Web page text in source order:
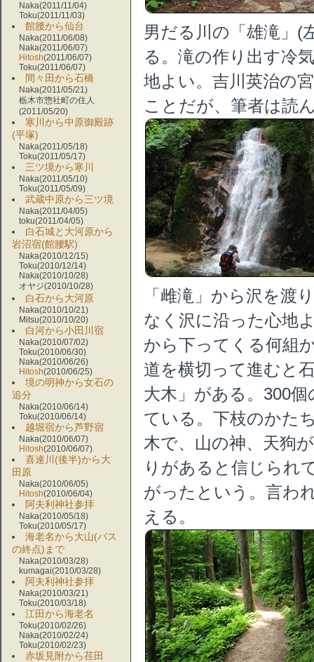
男だる川の「雄滝」(
る。滝の作り出す冷
地よい。吉川英治の
ことだが、筆者は読
「雌滝」から沢を渡
なく沢に沿った心地
から下ってくる何組
道を横切って進むと
大木」がある。300
ている。下枝のかた
木で、山の神、天狗
りがあると信じられ
がったという。言わ
える。
Naka(2011/11/04)
Toku(2011/11/03)
館腰から仙台
Naka(2011/06/08)
Naka(2011/06/07)
Hitosh(2011/06/07)
Toku(2011/06/07)
間々田から石橋
Naka(2011/05/21)
栃木市惣社町の住人
(2011/05/20)
寒川から中原御殿跡
(平塚)
Naka(2011/05/18)
Toku(2011/05/17)
三ツ境から寒川
Naka(2011/05/10)
Toku(2011/05/09)
武蔵中原から三ツ境
Naka(2011/04/05)
toku(2011/04/05)
白石城と大河原から
岩沼宿(館腰駅)
Naka(2010/12/15)
Toku(2010/12/14)
Naka(2010/10/28)
オヤジ(2010/10/28)
白石から大河原
Naka(2010/10/21)
Mitsu(2010/10/20)
白河から小田川宿
Naka(2010/07/02)
Toku(2010/06/30)
Naka(2010/06/26)
Hitosh(2010/06/25)
境の明神から女石の
追分
Naka(2010/06/14)
Toku(2010/06/14)
越堀宿から芦野宿
Naka(2010/06/07)
Hitosh(2010/06/07)
喜連川(後半)から大
田原
Naka(2010/06/05)
Hitosh(2010/06/04)
阿夫利神社参拝
Naka(2010/05/18)
Toku(2010/05/17)
海老名から大山(バス
の終点)まで
Naka(2010/03/28)
kumagai(2010/03/28)
阿夫利神社参拝
Naka(2010/03/21)
Toku(2010/03/18)
江田から海老名
Toku(2010/02/26)
Naka(2010/02/24)
Toku(2010/02/23)
赤坂見附から荏田